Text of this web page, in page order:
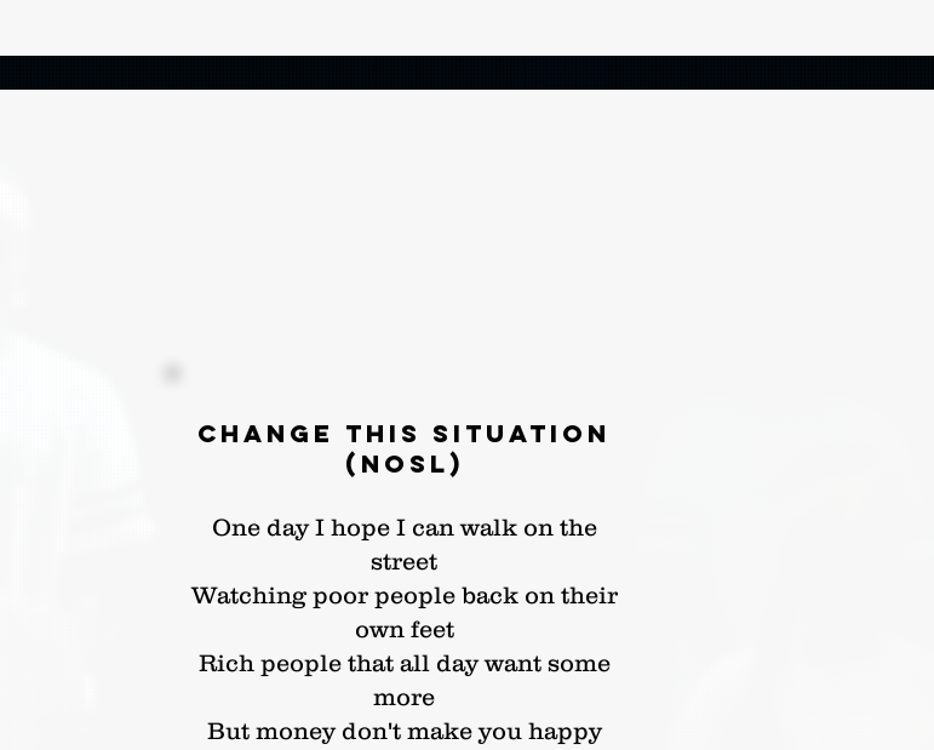
Change this situation
(NOSL)
One day I hope I can walk on the
street
Watching poor people back on their
own feet
Rich people that all day want some
more
But money don't make you happy